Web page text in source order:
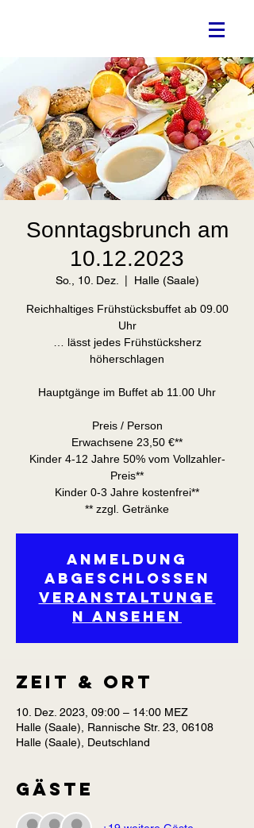
Sonntagsbrunch am
10.12.2023
So., 10. Dez. Halle (Saale)
Reichhaltiges Frühstücksbuffet ab 09.00
Uhr
… lässt jedes Frühstücksherz
höherschlagen
Hauptgänge im Buffet ab 11.00 Uhr
Preis / Person
Erwachsene 23,50 €**
Kinder 4-12 Jahre 50% vom Vollzahler-
Preis**
Kinder 0-3 Jahre kostenfrei**
** zzgl. Getränke
Anmeldung
abgeschlossen
Veranstaltunge
n ansehen
Zeit & Ort
10. Dez. 2023, 09:00 – 14:00 MEZ
Halle (Saale), Rannische Str. 23, 06108
Halle (Saale), Deutschland
Gäste